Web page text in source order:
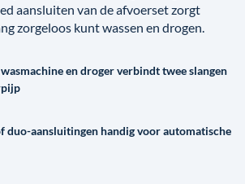
aansluiten van de afvoerset zorgt
zorgeloos kunt wassen en drogen.
en droger verbindt twee slangen
duo-aansluitingen handig voor automatische